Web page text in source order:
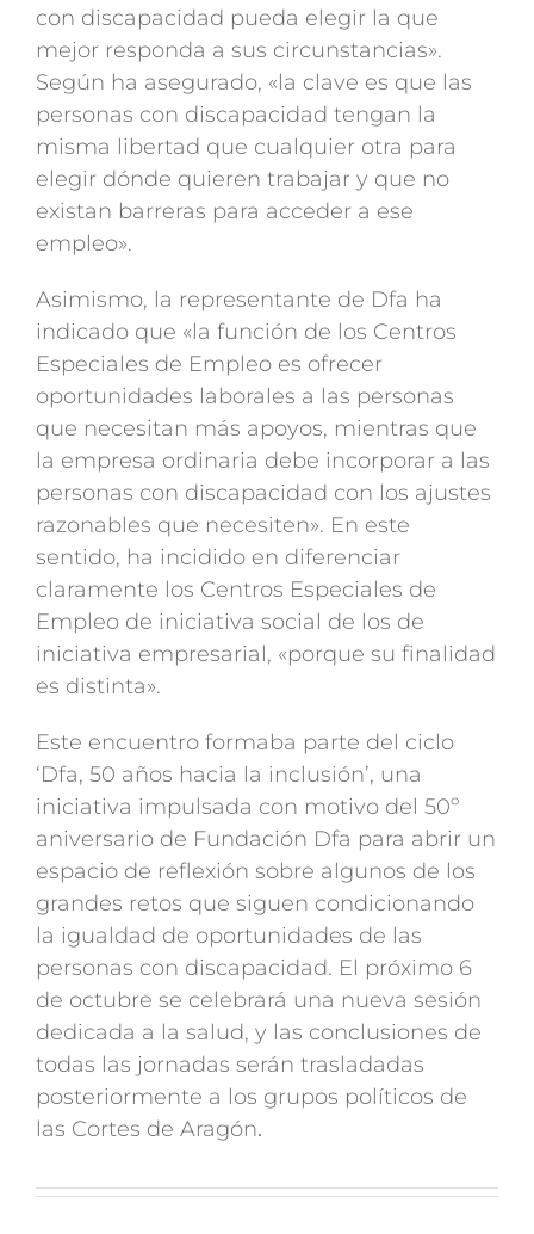
con discapacidad pueda elegir la que
mejor responda a sus circunstancias».
Según ha asegurado, «la clave es que las
personas con discapacidad tengan la
misma libertad que cualquier otra para
elegir dónde quieren trabajar y que no
existan barreras para acceder a ese
empleo».
Asimismo, la representante de Dfa ha
indicado que «la función de los Centros
Especiales de Empleo es ofrecer
oportunidades laborales a las personas
que necesitan más apoyos, mientras que
la empresa ordinaria debe incorporar a las
personas con discapacidad con los ajustes
razonables que necesiten». En este
sentido, ha incidido en diferenciar
claramente los Centros Especiales de
Empleo de iniciativa social de los de
iniciativa empresarial, «porque su finalidad
es distinta».
Este encuentro formaba parte del ciclo
‘Dfa, 50 años hacia la inclusión’, una
iniciativa impulsada con motivo del 50º
aniversario de Fundación Dfa para abrir un
espacio de reflexión sobre algunos de los
grandes retos que siguen condicionando
la igualdad de oportunidades de las
personas con discapacidad. El próximo 6
de octubre se celebrará una nueva sesión
dedicada a la salud, y las conclusiones de
todas las jornadas serán trasladadas
posteriormente a los grupos políticos de
las Cortes de Aragón.